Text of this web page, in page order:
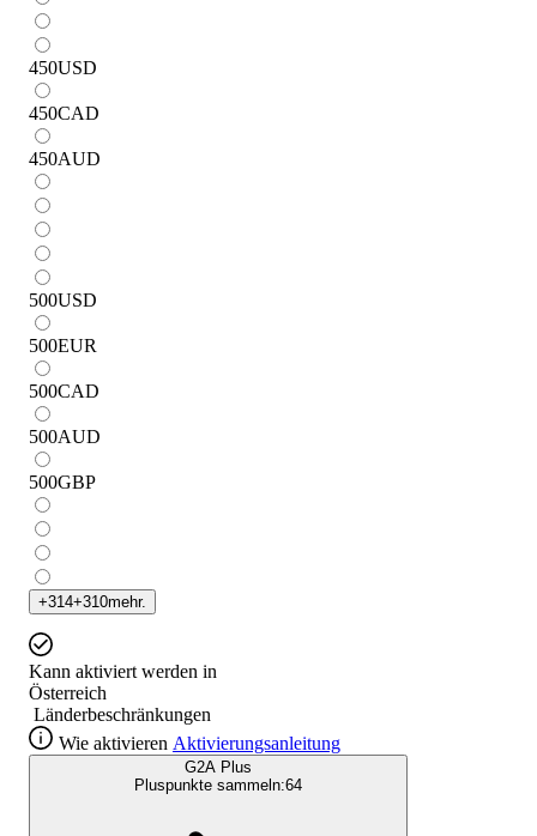
450USD
450CAD
450AUD
500USD
500EUR
500CAD
500AUD
500GBP
+314+310mehr.
Kann aktiviert werden in
Österreich
Länderbeschränkungen
Wie aktivieren Aktivierungsanleitung
G2A Plus
Pluspunkte sammeln:64